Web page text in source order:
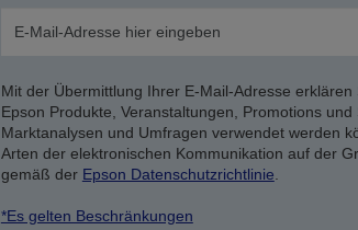
Mit der Übermittlung Ihrer E-Mail-Adresse
Epson Produkte, Veranstaltungen, Promotions
Marktanalysen und Umfragen verwendet werden
Arten der elektronischen Kommunikation auf der
gemäß der Epson Datenschutzrichtlinie
*Es gelten Beschränkungen